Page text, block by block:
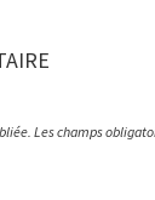
Les champs